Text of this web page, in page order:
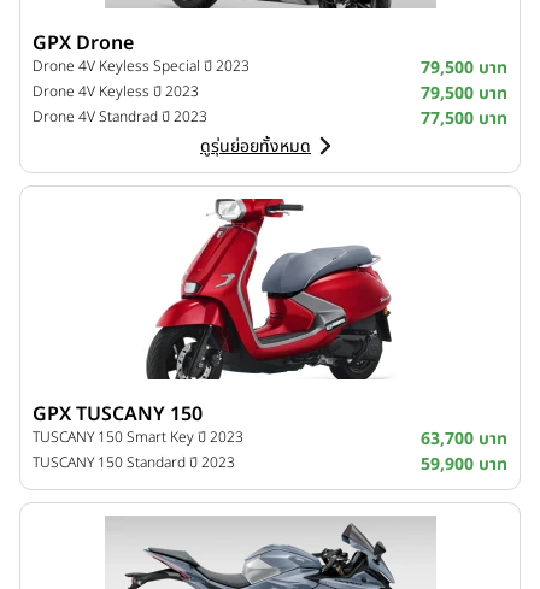
GPX Drone
Drone 4V Keyless Special ปี 2023 79,500 บาท
Drone 4V Keyless ปี 2023 79,500 บาท
Drone 4V Standrad ปี 2023
77,500 บาท
ดูรุ่นย่อยทั้งหมด
GPX TUSCANY 150
TUSCANY 150 Smart Key ปี 2023 63,700 บาท
TUSCANY 150 Standard ปี 2023 59,900 บาท